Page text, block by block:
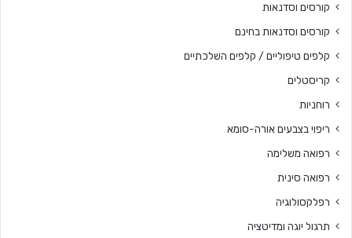
קורסים וסדנאות
קורסים וסדנאות בחינם
קלפים טיפוליים / קלפים השלכתיים
קריסטלים
רוחניות
ריפוי בצבעים אורה-סומא
רפואה משלימה
רפואה סינית
רפלקסולוגיה
תרגול יוגה ומדיטציה